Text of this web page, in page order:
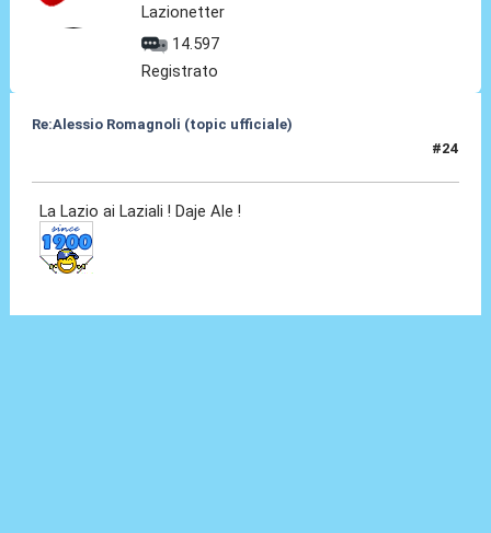
Lazionetter
14.597
Registrato
Re:Alessio Romagnoli (topic ufficiale)
#24
La Lazio ai Laziali ! Daje Ale !